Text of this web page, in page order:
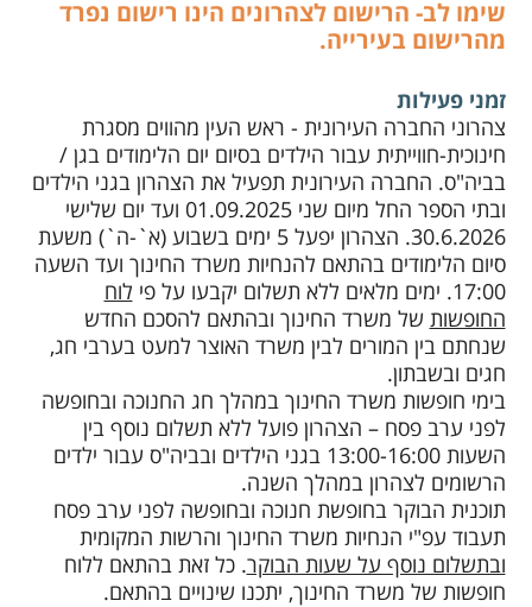
שימו לב- הרישום לצהרונים הינו רישום נפרד
מהרישום בעירייה.
זמני פעילות
צהרוני החברה העירונית - ראש העין מהווים מסגרת
חינוכית-חווייתית עבור הילדים בסיום יום הלימודים בגן /
בביה"ס. החברה העירונית תפעיל את הצהרון בגני הילדים
ובתי הספר החל מיום שני 01.09.2025 ועד יום שלישי
30.6.2026. הצהרון יפעל 5 ימים בשבוע (א`-ה`) משעת
סיום הלימודים בהתאם להנחיות משרד החינוך ועד השעה
17:00. ימים מלאים ללא תשלום יקבעו על פי
לוח
החופשות של משרד החינוך ובהתאם להסכם החדש
שנחתם בין המורים לבין משרד האוצר למעט בערבי חג,
חגים ובשבתון.
בימי חופשות משרד החינוך במהלך חג החנוכה ובחופשה
לפני ערב פסח – הצהרון פועל ללא תשלום נוסף בין
השעות 13:00-16:00 בגני הילדים ובביה"ס עבור ילדים
הרשומים לצהרון במהלך השנה.
תוכנית הבוקר בחופשת חנוכה ובחופשה לפני ערב פסח
תעבוד עפ"י הנחיות משרד החינוך והרשות המקומית
ובתשלום נוסף על שעות הבוקר. כל זאת בהתאם ללוח
חופשות של משרד החינוך, יתכנו שינויים בהתאם.